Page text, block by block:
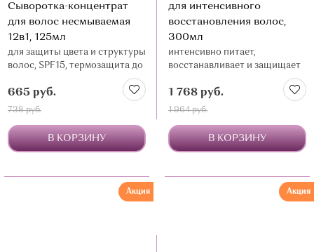
Сыворотка-концентрат
для волос несмываемая
12в1, 125мл
для защиты цвета и структуры
волос, SPF15, термозащита до
665 руб.
738 руб.
В КОРЗИНУ
для интенсивного
восстановления волос,
300мл
интенсивно питает,
восстанавливает и защищает
от негативного воздействия
1 768 руб.
1 964 руб.
В КОРЗИНУ
Акция Акция